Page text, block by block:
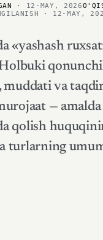
· 12-MAY, 2026
· 12-MAY,
«yashash
muddati va
—
qolish
turlarning